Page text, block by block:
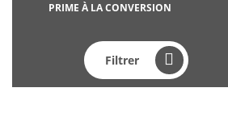
PRIME À LA CONVERSION
Filtrer